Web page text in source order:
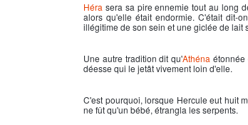
Héra sera sa pire ennemie tout au long
alors qu'elle était endormie. C'était dit-
illégitime de son sein et une giclée de lait
Une autre tradition dit qu'Athéna étonnée
déesse qui le jetât vivement loin d'elle.
C'est pourquoi, lorsque Hercule eut huit
ne fût qu'un bébé, étrangla les serpents.